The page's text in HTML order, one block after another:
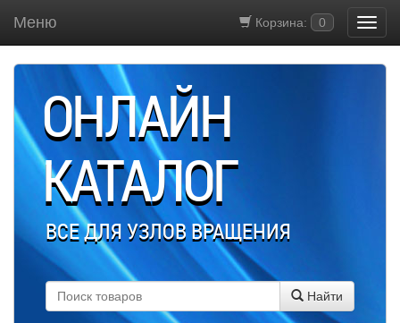
Корзина: 0
Меню
ОНЛАЙН
КАТАЛОГ
ВСЕ ДЛЯ УЗЛОВ ВРАЩЕНИЯ
Найти